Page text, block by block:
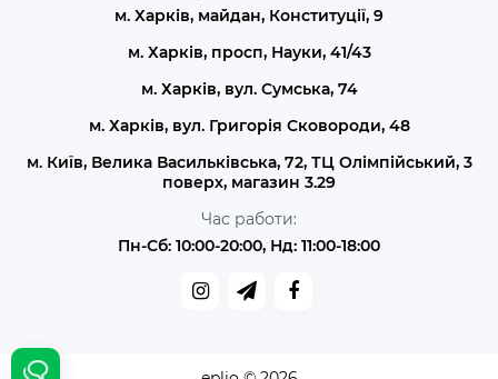
м. Харків, майдан, Конституції, 9
м. Харків, просп, Науки, 41/43
м. Харків, вул. Сумська, 74
м. Харків, вул. Григорія Сковороди, 48
м. Київ, Велика Васильківська, 72, ТЦ Олімпійський, 3
поверх, магазин 3.29
Час работи:
Пн-Сб: 10:00-20:00, Нд: 11:00-18:00